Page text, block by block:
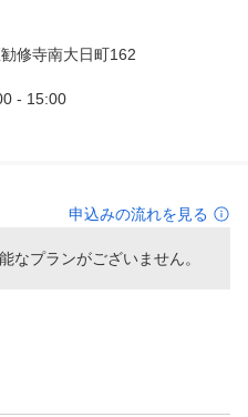
修寺南大日町162
- 15:00
申込みの流れを見る
なプランがございません。